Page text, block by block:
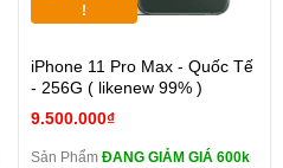
!
iPhone 11 Pro Max - Quốc Tế
- 256G ( likenew 99% )
9.500.000₫
Sản Phẩm ĐANG GIẢM GIÁ 600k